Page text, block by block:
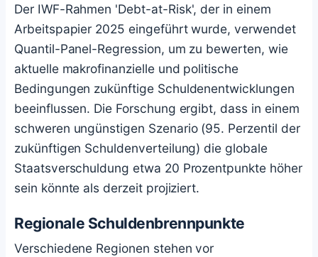
Der IWF-Rahmen 'Debt-at-Risk', der in einem
Arbeitspapier 2025 eingeführt wurde, verwendet
Quantil-Panel-Regression, um zu bewerten, wie
aktuelle makrofinanzielle und politische
Bedingungen zukünftige Schuldenentwicklungen
beeinflussen. Die Forschung ergibt, dass in einem
schweren ungünstigen Szenario (95. Perzentil der
zukünftigen Schuldenverteilung) die globale
Staatsverschuldung etwa 20 Prozentpunkte höher
sein könnte als derzeit projiziert.
Regionale Schuldenbrennpunkte
Verschiedene Regionen stehen vor